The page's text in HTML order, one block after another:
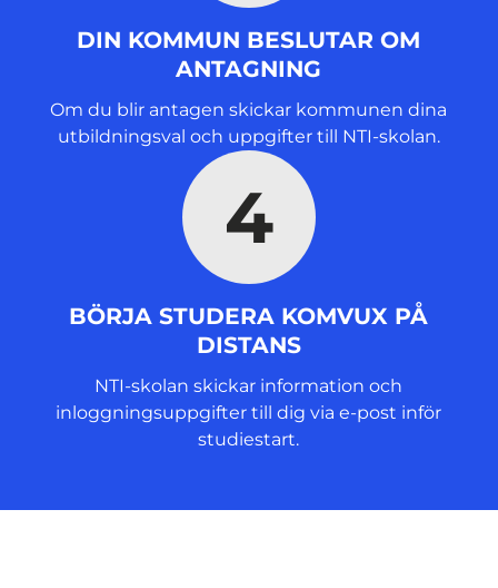
DIN KOMMUN BESLUTAR OM
ANTAGNING
Om du blir antagen skickar kommunen dina
utbildningsval och uppgifter till NTI-skolan.
4
BÖRJA STUDERA KOMVUX PÅ
DISTANS
NTI-skolan skickar information och
inloggningsuppgifter till dig via e-post inför
studiestart.